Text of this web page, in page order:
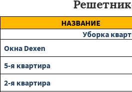
НАЗВАНИЕ
Уборка
Окна Dexen
5-я квартира
2-я квартира